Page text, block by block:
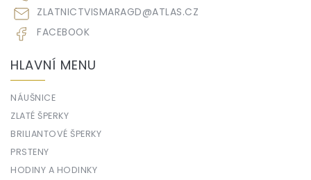
ZLATNICTVISMARAGD@ATLAS.CZ
FACEBOOK
HLAVNÍ MENU
NÁUŠNICE
ZLATÉ ŠPERKY
BRILIANTOVÉ ŠPERKY
PRSTENY
HODINY A HODINKY